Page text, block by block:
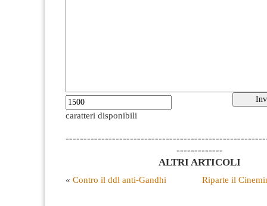
caratteri disponibili
-------------
ALTRI ARTICOLI
« Contro il ddl anti-Gandhi Riparte il